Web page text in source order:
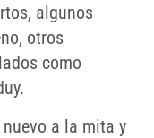
algunos
otros
como
a la mita y